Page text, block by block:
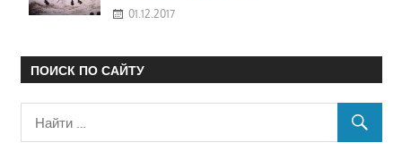
01.12.2017
ПОИСК ПО САЙТУ